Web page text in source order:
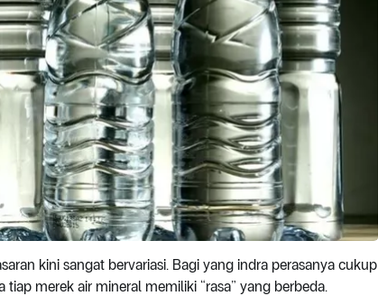
kini sangat bervariasi. Bagi yang indra perasanya cukup
merek air mineral memiliki “rasa” yang berbeda.